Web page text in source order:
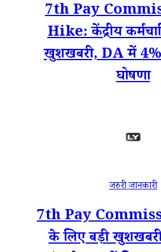
7th Pay
Hike: केंद्रीय
खुशखबरी, DA में 4%
घोषणा
जरुरी जानकारी
7th Pay
के लिए बड़ी